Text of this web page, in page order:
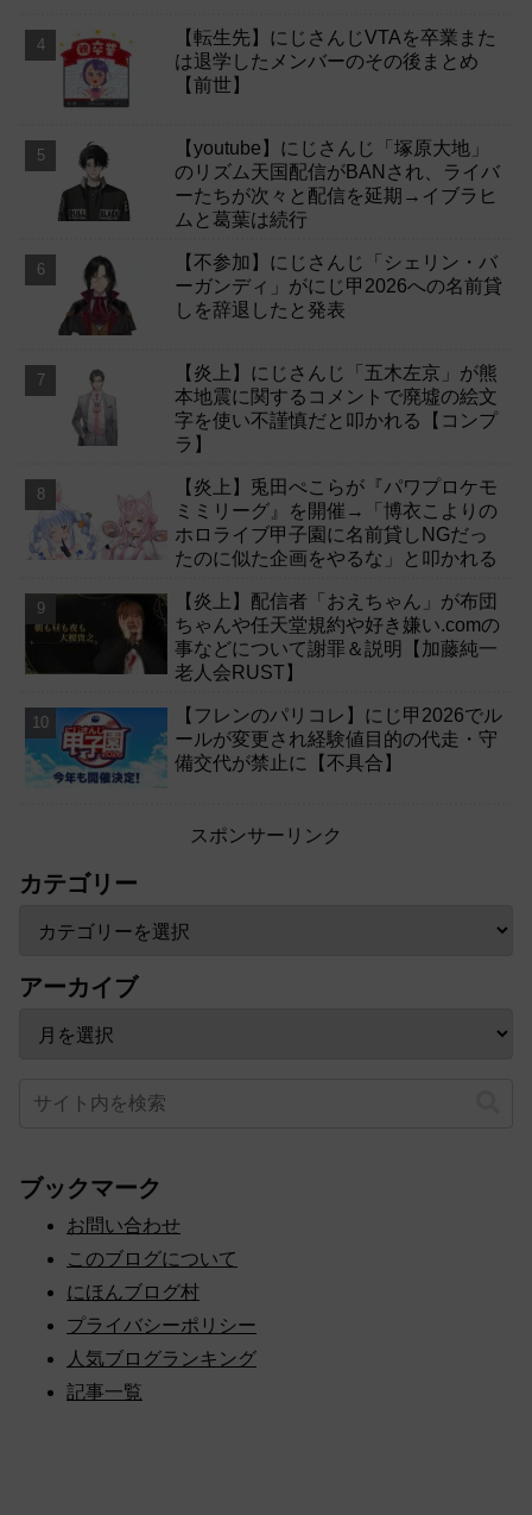
【転生先】にじさんじVTAを卒業また
は退学したメンバーのその後まとめ
【前世】
【youtube】にじさんじ「塚原大地」
のリズム天国配信がBANされ、ライバ
ーたちが次々と配信を延期→イブラヒ
ムと葛葉は続行
【不参加】にじさんじ「シェリン・バ
ーガンディ」がにじ甲2026への名前貸
しを辞退したと発表
【炎上】にじさんじ「五木左京」が熊
本地震に関するコメントで廃墟の絵文
字を使い不謹慎だと叩かれる【コンプ
ラ】
【炎上】兎田ぺこらが『パワプロケモ
ミミリーグ』を開催→「博衣こよりの
ホロライブ甲子園に名前貸しNGだっ
たのに似た企画をやるな」と叩かれる
【炎上】配信者「おえちゃん」が布団
ちゃんや任天堂規約や好き嫌い.comの
事などについて謝罪＆説明【加藤純一
老人会RUST】
【フレンのパリコレ】にじ甲2026でル
ールが変更され経験値目的の代走・守
備交代が禁止に【不具合】
スポンサーリンク
カテゴリー
アーカイブ
ブックマーク
お問い合わせ
このブログについて
にほんブログ村
プライバシーポリシー
人気ブログランキング
記事一覧